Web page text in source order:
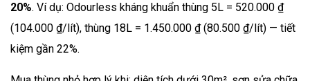
20%. Ví dụ: Odourless kháng khuẩn thùng 5L = 520.000 ₫
(104.000 ₫/lít), thùng 18L = 1.450.000 ₫ (80.500 ₫/lít) — tiết
kiệm gần 22%.